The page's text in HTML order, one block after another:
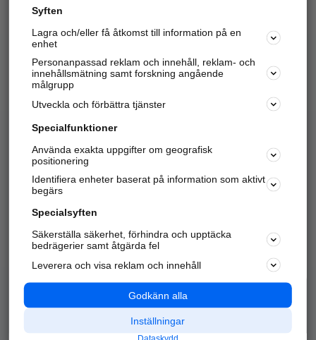
Hitta.se - Gratis nummerupplysning.
Sök företag, personer och platser.
Hitta telefonnummer, adresser, företagsinfo mm.
Marknadsför företaget
Kom igång och annonsera mot
samarbetspartners nära dig.
Alla kategorier
Populära sökningar
API & Kartor
Annonsera
Integritet
Nödnummer
Syften
Lagra och/eller få åtkomst till information på en
enhet
Personanpassad reklam och innehåll, reklam- och
innehållsmätning samt forskning angående
målgrupp
Utveckla och förbättra tjänster
Specialfunktioner
Använda exakta uppgifter om geografisk
positionering
Identifiera enheter baserat på information som aktivt
begärs
Specialsyften
Säkerställa säkerhet, förhindra och upptäcka
bedrägerier samt åtgärda fel
Leverera och visa reklam och innehåll
Godkänn alla
Inställningar
Dataskydd